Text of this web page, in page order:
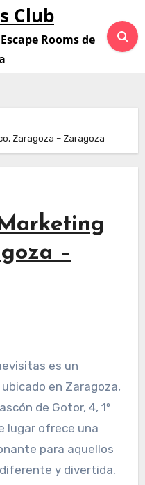
Club
Rooms de
Zaragoza – Zaragoza
–
es un
en Zaragoza,
de Gotor, 4, 1º
lugar ofrece una
para aquellos
y divertida.